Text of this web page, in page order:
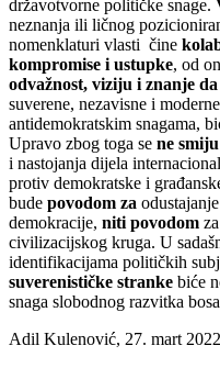
državotvorne političke snage.
neznanja ili ličnog
nomenklaturi vlasti čine
kompromise i ustupke, od
odvažnost, viziju i znanje
suverene, nezavisne i
antidemokratskim snagama,
Upravo zbog toga se ne
i nastojanja dijela
protiv demokratske i
bude povodom za
demokracije, niti povodom
civilizacijskog kruga. U
identifikacijama političkih
suverenističke stranke biće
snaga slobodnog razvitka
Adil Kulenović, 27. mart